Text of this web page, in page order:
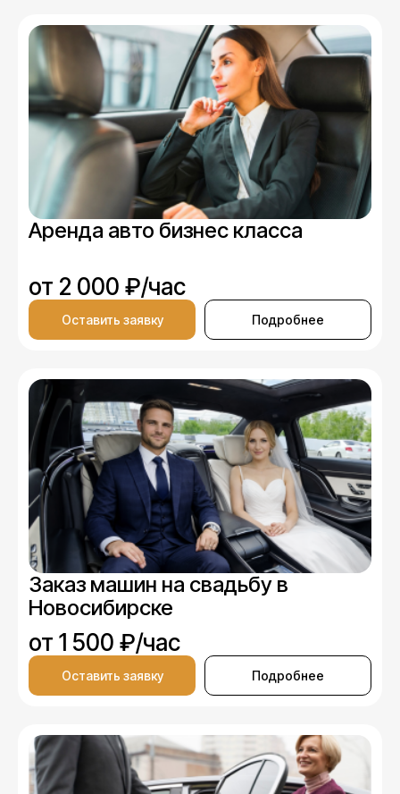
Аренда авто бизнес класса
от 2 000 ₽/час
Оставить заявку Подробнее
Заказ машин на свадьбу в
Новосибирске
от 1 500 ₽/час
Оставить заявку Подробнее